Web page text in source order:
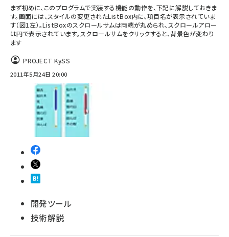
まず初めに、このプログラムで実装する機能の動作を、下記に解説しておきま
す。画面には、スタイルの変更されたListBox内に、項目名が表示されていま
す（図1左）。ListBoxのスクロールサムは両端が丸められ、スクロールアロー
は円で表示されています。スクロールサムをクリックすると、背景色が変わり
ます
PROJECT KySS
2011年5月24日 20:00
開発ツール
技術解説